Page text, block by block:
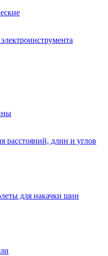
расстояний, длин и углов
для накачки шин